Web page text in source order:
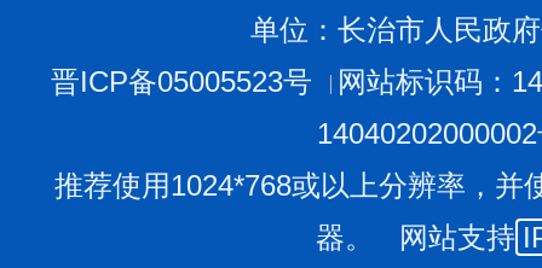
单位：长治市人民政
晋ICP备05005523号
网站标识码：
推荐使用1024*768或以上分辨率，并
器。 网站支持